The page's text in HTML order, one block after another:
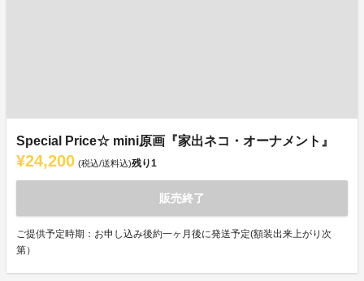
Special Price☆ mini原画『家出ネコ・オーナメント』
¥24,200 (税込/送料込)残り1
販売終了
ご提供予定時期：お申し込み後約一ヶ月後に発送予定(額装出来上がり次
第）